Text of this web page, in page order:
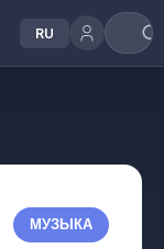
RU
МУЗЫКА